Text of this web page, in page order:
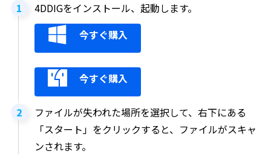
4DDIGをインストール、起動します。
今すぐ購入
今すぐ購入
ファイルが失われた場所を選択して、右下にある
「スタート」をクリックすると、ファイルがスキャ
ンされます。